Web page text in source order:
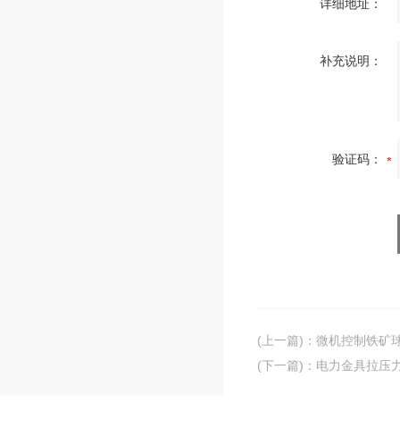
详细地址：
补充说明：
验证码：
(上一篇) ： 微机控制铁矿
(下一篇) ： 电力金具拉压